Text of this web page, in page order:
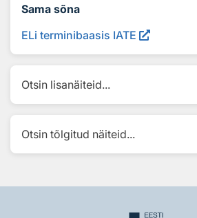
Sama sõna
ELi terminibaasis IATE
Otsin lisanäiteid...
Otsin tõlgitud näiteid...